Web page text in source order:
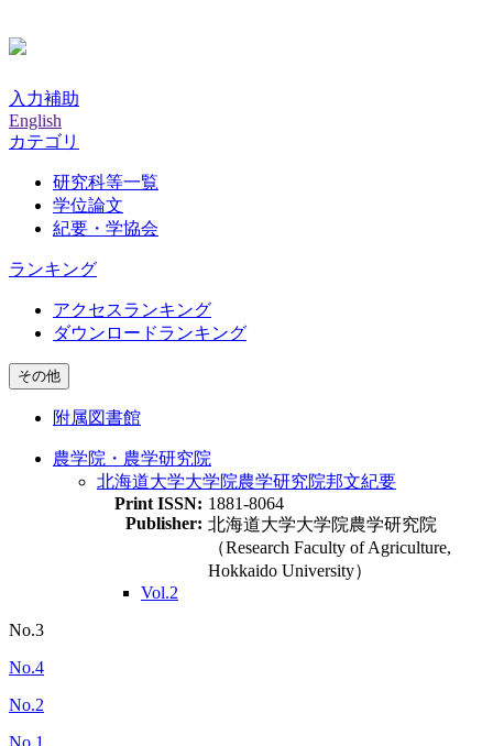
入力補助
English
カテゴリ
研究科等一覧
学位論文
紀要・学協会
ランキング
アクセスランキング
ダウンロードランキング
その他
附属図書館
農学院・農学研究院
北海道大学大学院農学研究院邦文紀要
Print ISSN: 1881-8064
Publisher: 北海道大学大学院農学研究院
（Research Faculty of Agriculture,
Hokkaido University）
Vol.2
No.3
No.4
No.2
No.1